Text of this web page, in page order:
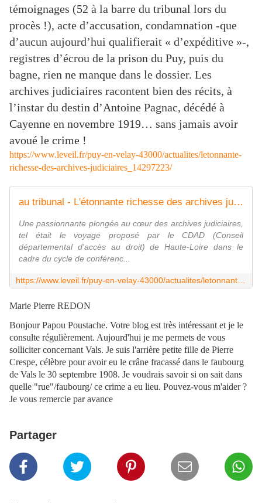
témoignages (52 à la barre du tribunal lors du
procès !), acte d’accusation, condamnation -que
d’aucun aujourd’hui qualifierait « d’expéditive »-,
registres d’écrou de la prison du Puy, puis du
bagne, rien ne manque dans le dossier. Les
archives judiciaires racontent bien des récits, à
l’instar du destin d’Antoine Pagnac, décédé à
Cayenne en novembre 1919… sans jamais avoir
avoué le crime !
https://www.leveil.fr/puy-en-velay-43000/actualites/letonnante-
richesse-des-archives-judiciaires_14297223/
au tribunal - L'étonnante richesse des archives judiciaires
Une passionnante plongée au cœur des archives judiciaires,
tel était le voyage proposé par le CDAD (Conseil
départemental d'accès au droit) de Haute-Loire dans le
cadre du cycle de conférenc...
Marie Pierre REDON
Bonjour Papou Poustache. Votre blog est très intéressant et je le
consulte régulièrement. Aujourd'hui je me permets de vous
solliciter concernant Vals. Je suis l'arrière petite fille de Pierre
Crespe, célèbre pour avoir eu le crâne fracassé dans le faubourg
de Vals le 30 septembre 1908. Je voudrais savoir si on sait dans
quelle "rue"/faubourg/ ce crime a eu lieu. Pouvez-vous m'aider ?
Je vous remercie par avance
Partager